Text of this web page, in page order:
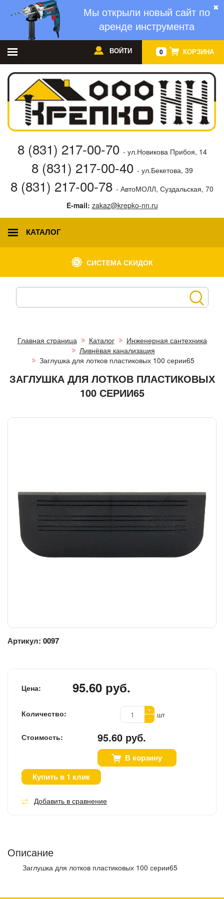
✖
Мы открыли новый сайт по
аренде инструмента
0 КОРЗИНА
ВОЙТИ
8 (831) 217-00-70 - ул.Новикова Прибоя, 14
8 (831) 217-00-40 - ул.Бекетова, 39
8 (831) 217-00-78 - АвтоМОЛЛ, Суздальская, 70
E-mail: zakaz@krepko-nn.ru
КАТАЛОГ
СИСТЕМА СКИДОК
Главная страница Каталог
Инженерная сантехника
Ливнёвая канализация
Заглушка для лотков пластиковых 100 серии65
ЗАГЛУШКА ДЛЯ ЛОТКОВ ПЛАСТИКОВЫХ
100 СЕРИИ65
Артикул: 0097
Цена: 95.60 руб.
Количество:
+
-
шт
Стоимость: 95.60 руб.
В корзину
Купить в 1 клик
Добавить в сравнение
Описание
Заглушка для лотков пластиковых 100 серии65